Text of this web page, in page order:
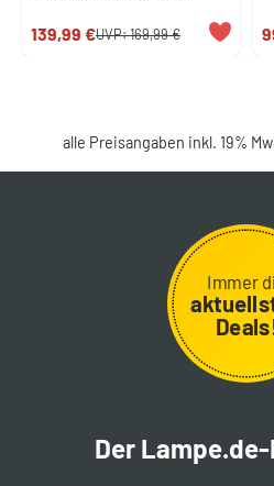
139,99 €UVP:169,99 €
alle Preisangaben inkl. 19%
Immer
Der